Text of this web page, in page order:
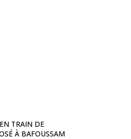
TRAIN DE
À BAFOUSSAM